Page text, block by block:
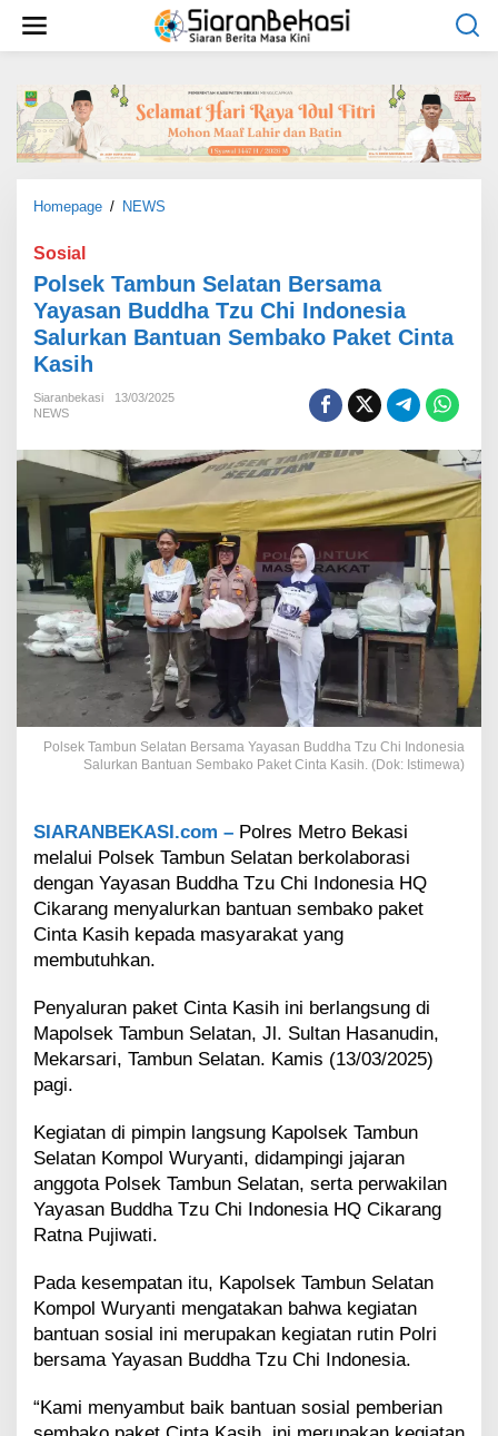
w
Homepage / NEWS
e
k
T
b
S
e
a
t
a
n
B
e
r
s
a
m
Y
s
a
n
B
a
T
z
i
I
n
s
i
a
a
u
Sosial
Polsek Tambun Selatan Bersama
Yayasan Buddha Tzu Chi Indonesia
Salurkan Bantuan Sembako Paket Cinta
Kasih
Siaranbekasi
13/03/2025
NEWS
Polsek Tambun Selatan Bersama Yayasan Buddha Tzu Chi Indonesia
Salurkan Bantuan Sembako Paket Cinta Kasih. (Dok: Istimewa)
SIARANBEKASI.com – Polres Metro Bekasi
melalui Polsek Tambun Selatan berkolaborasi
dengan Yayasan Buddha Tzu Chi Indonesia HQ
Cikarang menyalurkan bantuan sembako paket
Cinta Kasih kepada masyarakat yang
membutuhkan.
Penyaluran paket Cinta Kasih ini berlangsung di
Mapolsek Tambun Selatan, Jl. Sultan Hasanudin,
Mekarsari, Tambun Selatan. Kamis (13/03/2025)
pagi.
Kegiatan di pimpin langsung Kapolsek Tambun
Selatan Kompol Wuryanti, didampingi jajaran
anggota Polsek Tambun Selatan, serta perwakilan
Yayasan Buddha Tzu Chi Indonesia HQ Cikarang
Ratna Pujiwati.
Pada kesempatan itu, Kapolsek Tambun Selatan
Kompol Wuryanti mengatakan bahwa kegiatan
bantuan sosial ini merupakan kegiatan rutin Polri
bersama Yayasan Buddha Tzu Chi Indonesia.
“Kami menyambut baik bantuan sosial pemberian